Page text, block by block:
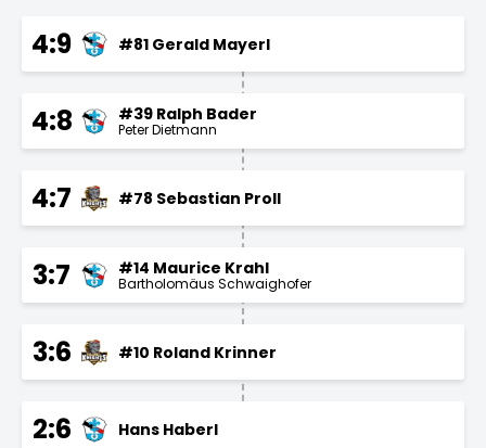
4:9 #81 Gerald Mayerl
4:8 #39 Ralph Bader
Peter Dietmann
4:7 #78 Sebastian Proll
3:7 #14 Maurice Krahl
Bartholomäus Schwaighofer
3:6 #10 Roland Krinner
2:6 Hans Haberl